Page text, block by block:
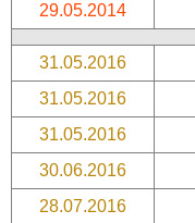
29.05.2014
31.05.2016
31.05.2016
31.05.2016
30.06.2016
28.07.2016